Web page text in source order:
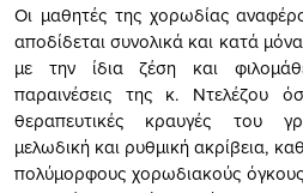
Οι μαθητές της χορωδίας
αποδίδεται συνολικά και κατά
με την ίδια ζέση και
παραινέσεις της κ. Ντελέζου
θεραπευτικές κραυγές του
μελωδική και ρυθμική ακρίβεια,
πολύμορφους χορωδιακούς